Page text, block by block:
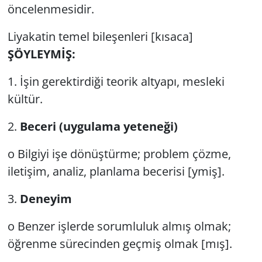
öncelenmesidir.
Liyakatin temel bileşenleri [kısaca]
ŞÖYLEYMİŞ:
1. İşin gerektirdiği teorik altyapı, mesleki
kültür.
2. Beceri (uygulama yeteneği)
o Bilgiyi işe dönüştürme; problem çözme,
iletişim, analiz, planlama becerisi [ymiş].
3. Deneyim
o Benzer işlerde sorumluluk almış olmak;
öğrenme sürecinden geçmiş olmak [mış].